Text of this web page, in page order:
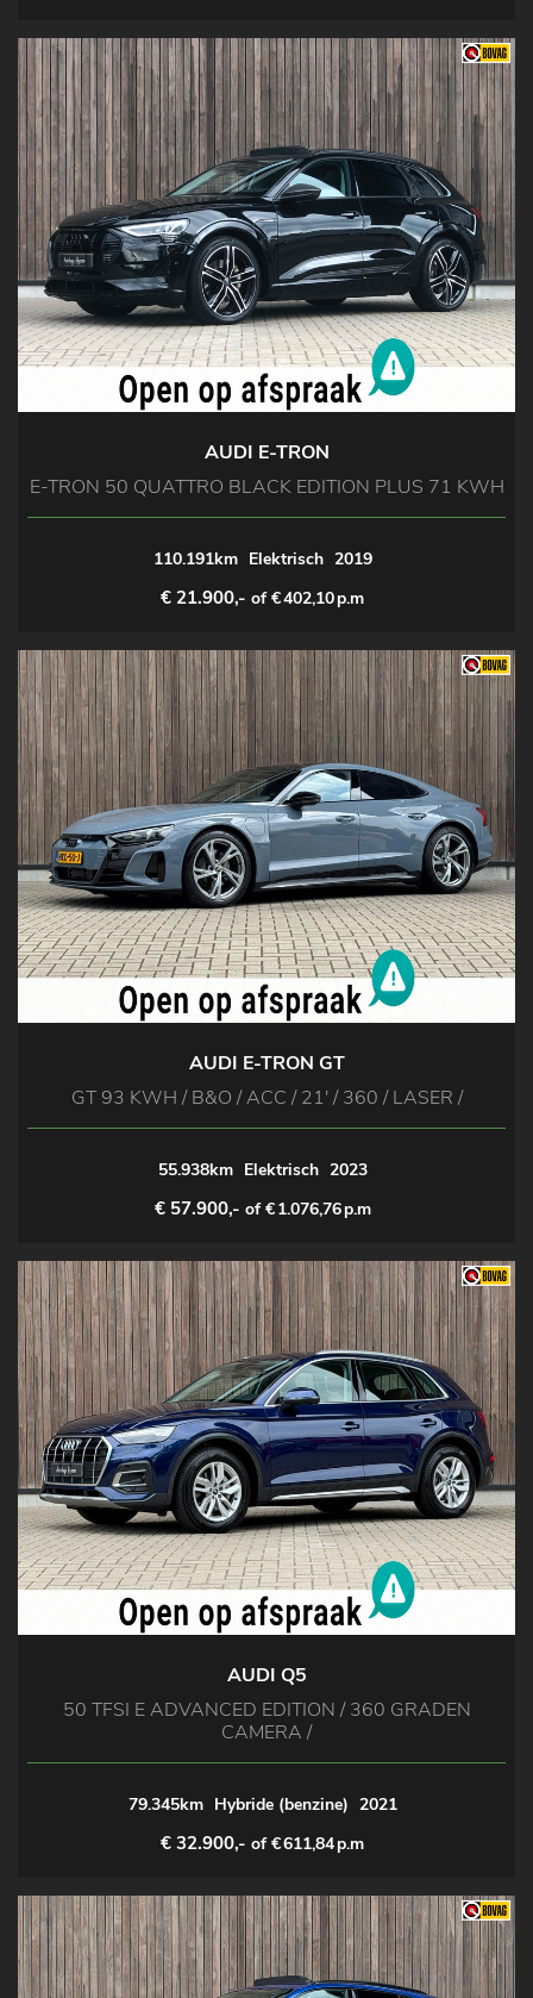
AUDI E-TRON
E-TRON 50 QUATTRO BLACK EDITION PLUS 71 KWH
110.191km Elektrisch 2019
€ 21.900,- of €402,10p.m
AUDI E-TRON GT
GT 93 KWH / B&O / ACC / 21' / 360 / LASER /
55.938km Elektrisch 2023
€ 57.900,- of €1.076,76p.m
AUDI Q5
50 TFSI E ADVANCED EDITION / 360 GRADEN
CAMERA /
79.345km Hybride (benzine) 2021
€ 32.900,- of €611,84p.m